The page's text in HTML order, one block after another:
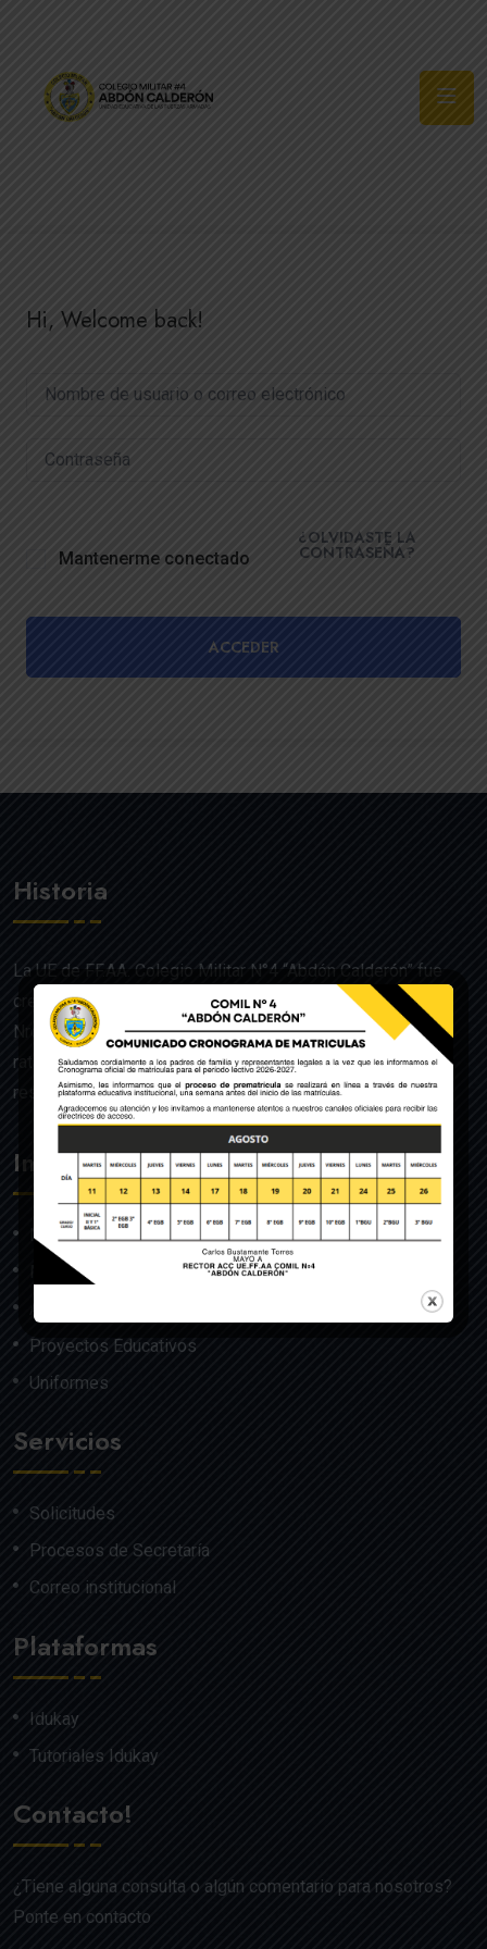
Hi, Welcome back!
Mantenerme conectado
¿OLVIDASTE LA
CONTRASEÑA?
ACCEDER
Historia
La UE de FF.AA. Colegio Militar N°4 “Abdón Calderón” fue
creado mediante Acuerdo Ministerial de la Orden General
Nro. 140, dado en Quito el 22 de julio del año 1992 y
ratificado por el Ministerio de Educación mediante
resolución Nro. 608 del 29 de julio de 1992.
Institución
Nosotros
Misión y Visión
Proyectos Educativos
Uniformes
Servicios
Solicitudes
Procesos de Secretaría
Correo institucional
Plataformas
Idukay
Tutoriales Idukay
Contacto!
¿Tiene alguna consulta o algún comentario para nosotros?
Ponte en contacto